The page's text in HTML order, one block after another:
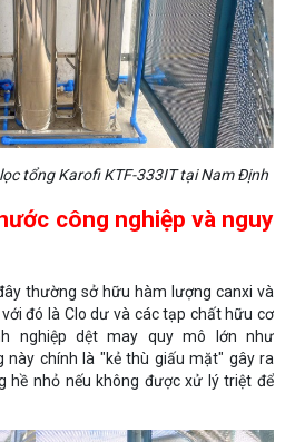
tổng Karofi KTF-333IT tại Nam Định
công nghiệp và nguy
thường sở hữu hàm lượng canxi và
đó là Clo dư và các tạp chất hữu cơ
nghiệp dệt may quy mô lớn như
này chính là "kẻ thù giấu mặt" gây ra
hề nhỏ nếu không được xử lý triệt để